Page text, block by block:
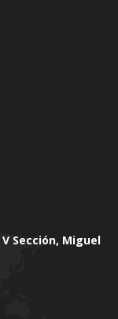
Sección, Miguel